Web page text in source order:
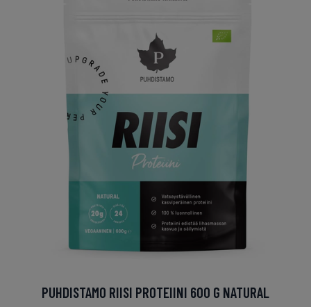
PUHDISTAMO RIISI PROTEIINI 600 G NATURAL